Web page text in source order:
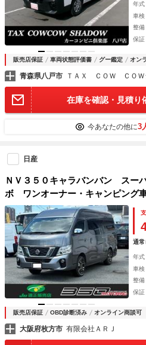
年式
車検
整備
保証
販売店保証 車両状態評価書 グー鑑定 オン
青森県八戸市
在庫を確認・見積り
今あなたの他に3
日産
ＮＶ３５０キャラバンバン スー
ボ ワンオーナー・キャンピング
ー・ＬＥＤヘッド＆テールランプ
ー・ナビ・ＴＶ・ＥＴＣ・ドラレ
テリー・インバーター・ＦＦヒー
通常
年式
車検
整備
保証
販売店保証 OBD診断済み オンライン商談可
大阪府枚方市 有限会社ＡＲＪ